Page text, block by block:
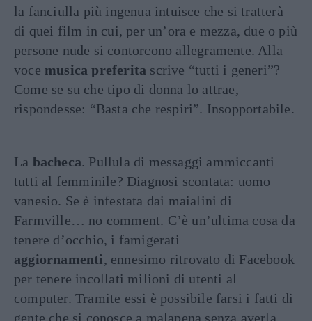
la fanciulla più ingenua intuisce che si tratterà
di quei film in cui, per un’ora e mezza, due o più
persone nude si contorcono allegramente. Alla
voce musica preferita scrive “tutti i generi”?
Come se su che tipo di donna lo attrae,
rispondesse: “Basta che respiri”. Insopportabile.
La bacheca. Pullula di messaggi ammiccanti
tutti al femminile? Diagnosi scontata: uomo
vanesio. Se è infestata dai maialini di
Farmville… no comment. C’è un’ultima cosa da
tenere d’occhio, i famigerati
aggiornamenti, ennesimo ritrovato di Facebook
per tenere incollati milioni di utenti al
computer. Tramite essi è possibile farsi i fatti di
gente che si conosce a malapena senza averla